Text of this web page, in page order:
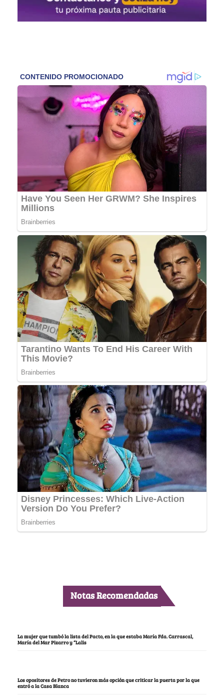
Notas Recomendadas
La mujer que tumbó la lista del Pacto, en la que estaba María Fda. Carrascal,
María del Mar Pizarro y “Lalis
Los opositores de Petro no tuvieron más opción que criticar la puerta por la que
entró a la Casa Blanca